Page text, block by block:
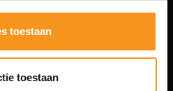
toestaan
toestaan
en lichaamsverzorging.
trendy producten voor hem en haar.